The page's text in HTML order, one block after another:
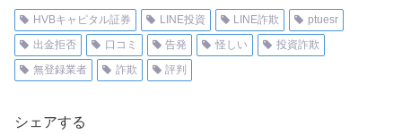
HVBキャピタル証券 LINE投資 LINE詐欺
ptuesr
出金拒否
口コミ 告発 怪しい
投資詐欺
無登録業者
詐欺 評判
シェアする